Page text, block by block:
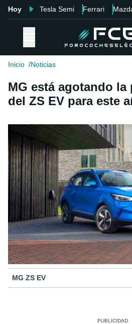
Hoy Tesla Semi Ferrari
Inicio Noticias
MG está agotando
del ZS EV para este
MG ZS EV